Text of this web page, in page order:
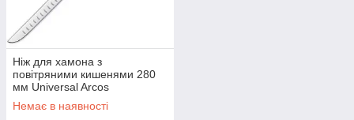
Ніж для хамона з
повітряними кишенями 280
мм Universal Arcos
Немає в наявності